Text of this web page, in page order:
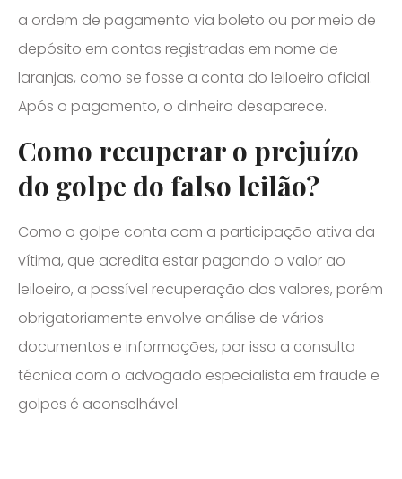
a ordem de pagamento via boleto ou por meio de
depósito em contas registradas em nome de
laranjas, como se fosse a conta do leiloeiro oficial.
Após o pagamento, o dinheiro desaparece.
Como recuperar o prejuízo
do golpe do falso leilão?
Como o golpe conta com a participação ativa da
vítima, que acredita estar pagando o valor ao
leiloeiro, a possível recuperação dos valores, porém
obrigatoriamente envolve análise de vários
documentos e informações, por isso a consulta
técnica com o advogado especialista em fraude e
golpes é aconselhável.